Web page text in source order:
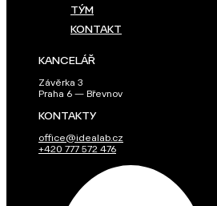
TÝM
KONTAKT
KANCELÁŘ
Závěrka 3
Praha 6 — Břevnov
KONTAKTY
office@idealab.cz
+420 777 572 476